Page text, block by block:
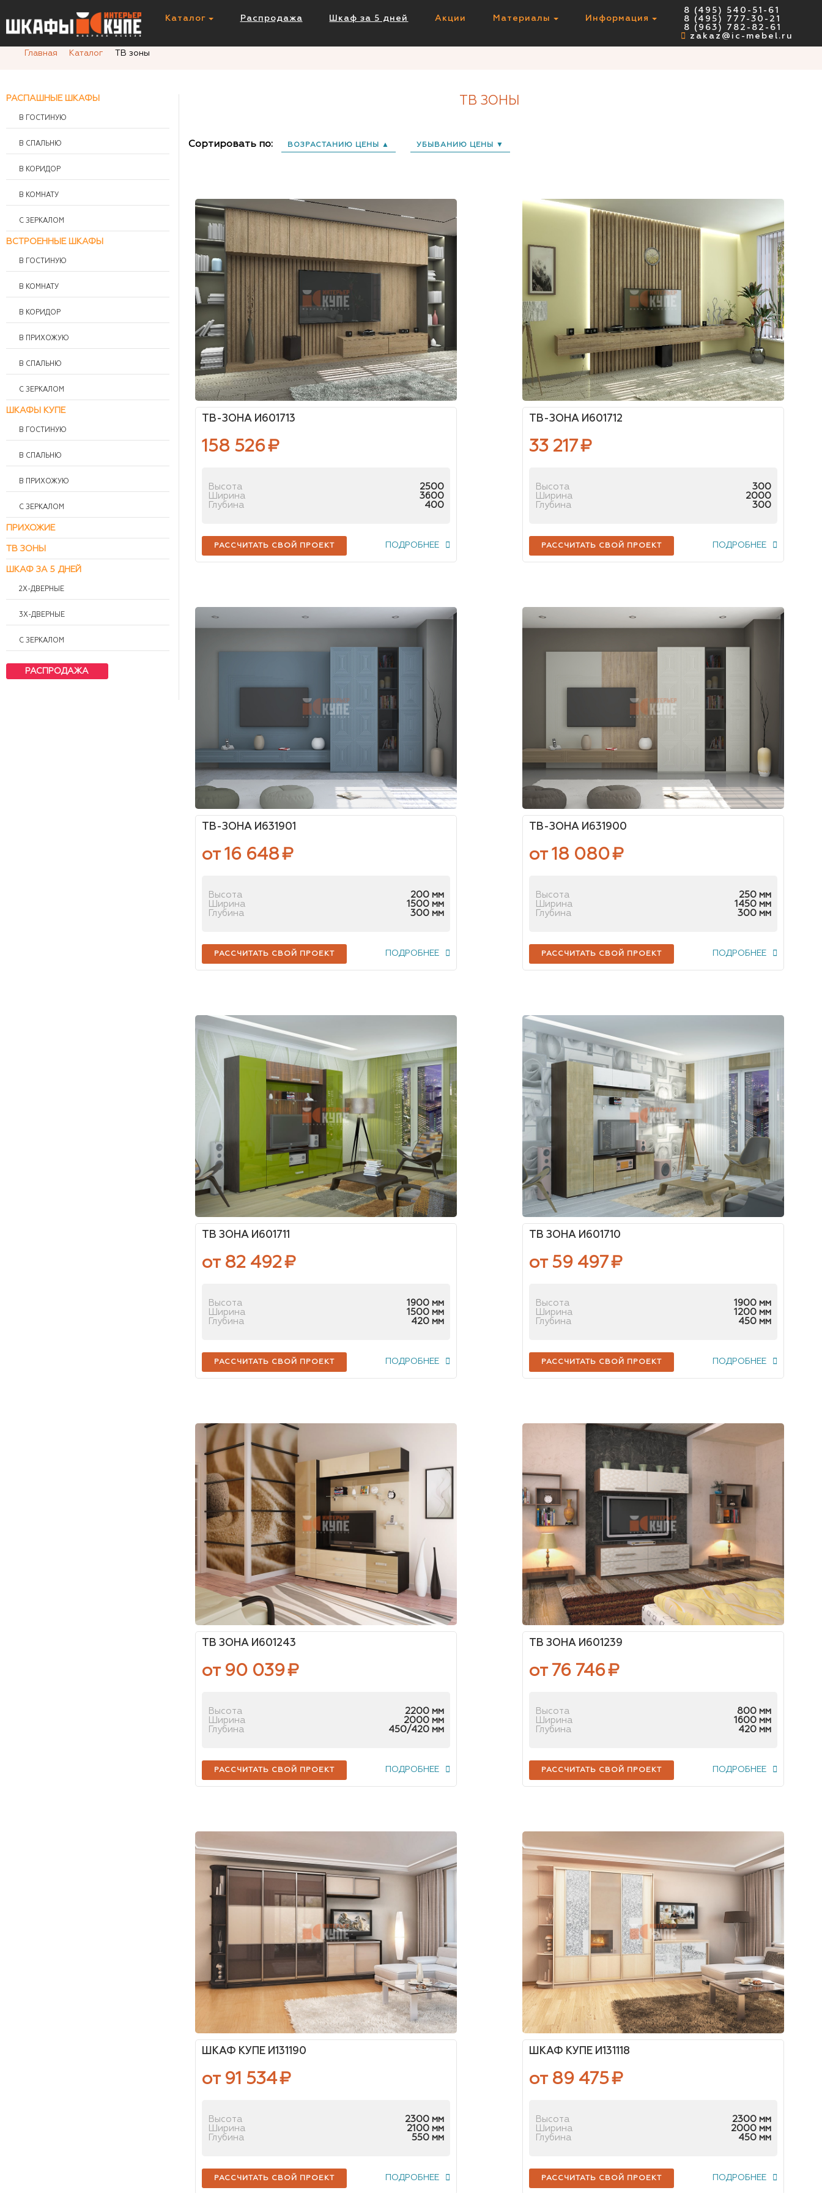
Каталог Распродажа Шкаф за 5 дней Акции Материалы Информация
8 (495) 540-51-61
8 (495) 777-30-21
8 (963) 782-82-61
zakaz@ic-mebel.ru
Главная
Каталог ТВ зоны
ТВ ЗОНЫ
Сортировать по: ВОЗРАСТАНИЮ ЦЕНЫ ▲ УБЫВАНИЮ ЦЕНЫ ▼
ТВ-ЗОНА И601713
158 526₽
Высота
2500
Ширина
3600
Глубина
400
РАССЧИТАТЬ СВОЙ ПРОЕКТ ПОДРОБНЕЕ
ТВ-ЗОНА И601712
33 217₽
Высота
300
Ширина
2000
Глубина
300
РАССЧИТАТЬ СВОЙ ПРОЕКТ ПОДРОБНЕЕ
ТВ-ЗОНА И631901
от 16 648₽
Высота
200 мм
Ширина
1500 мм
Глубина
300 мм
РАССЧИТАТЬ СВОЙ ПРОЕКТ ПОДРОБНЕЕ
ТВ-ЗОНА И631900
от 18 080₽
Высота
250 мм
Ширина
1450 мм
Глубина
300 мм
РАССЧИТАТЬ СВОЙ ПРОЕКТ ПОДРОБНЕЕ
ТВ ЗОНА И601711
от 82 492₽
Высота
1900 мм
Ширина
1500 мм
Глубина
420 мм
РАССЧИТАТЬ СВОЙ ПРОЕКТ ПОДРОБНЕЕ
ТВ ЗОНА И601710
от 59 497₽
Высота
1900 мм
Ширина
1200 мм
Глубина
450 мм
РАССЧИТАТЬ СВОЙ ПРОЕКТ ПОДРОБНЕЕ
ТВ ЗОНА И601243
от 90 039₽
Высота
2200 мм
Ширина
2000 мм
Глубина
450/420 мм
РАССЧИТАТЬ СВОЙ ПРОЕКТ ПОДРОБНЕЕ
ТВ ЗОНА И601239
от 76 746₽
Высота
800 мм
Ширина
1600 мм
Глубина
420 мм
РАССЧИТАТЬ СВОЙ ПРОЕКТ ПОДРОБНЕЕ
ШКАФ КУПЕ И131190
от 91 534₽
Высота
2300 мм
Ширина
2100 мм
Глубина
550 мм
РАССЧИТАТЬ СВОЙ ПРОЕКТ ПОДРОБНЕЕ
ШКАФ КУПЕ И131118
от 89 475₽
Высота
2300 мм
Ширина
2000 мм
Глубина
450 мм
РАССЧИТАТЬ СВОЙ ПРОЕКТ ПОДРОБНЕЕ
РАСПАШНЫЕ ШКАФЫ
В ГОСТИНУЮ
В СПАЛЬНЮ
В КОРИДОР
В КОМНАТУ
С ЗЕРКАЛОМ
ВСТРОЕННЫЕ ШКАФЫ
В ГОСТИНУЮ
В КОМНАТУ
В КОРИДОР
В ПРИХОЖУЮ
В СПАЛЬНЮ
С ЗЕРКАЛОМ
ШКАФЫ КУПЕ
В ГОСТИНУЮ
В СПАЛЬНЮ
В ПРИХОЖУЮ
С ЗЕРКАЛОМ
ПРИХОЖИЕ
ТВ ЗОНЫ
ШКАФ ЗА 5 ДНЕЙ
2Х-ДВЕРНЫЕ
3Х-ДВЕРНЫЕ
С ЗЕРКАЛОМ
РАСПРОДАЖА